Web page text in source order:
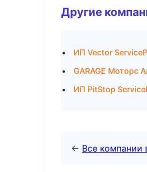
Другие
ИП Vector
GARAGE Моторс
ИП PitStop
← Все